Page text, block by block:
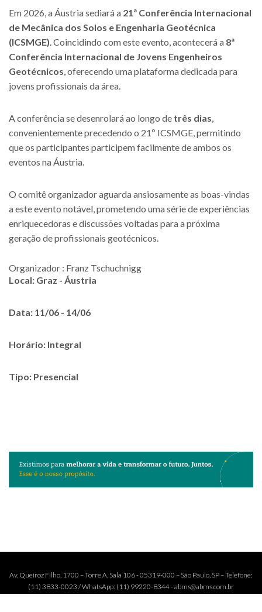
Em 2026, a Áustria sediará a 21ª Conferência Internacional
de Mecânica dos Solos e Engenharia Geotécnica
(ICSMGE) . Coincidindo com este evento, acontecerá a 8ª
Conferência Internacional de Jovens Engenheiros
Geotécnicos , oferecendo uma plataforma dedicada para
jovens profissionais da área.
A conferência se desenrolará ao longo de três dias
convenientemente precedendo o 21º ICSMGE, permitindo
que os participantes participem facilmente de ambos os
eventos na Áustria.
O comitê organizador aguarda ansiosamente as boas-vindas
a este evento notável, prometendo uma série de experiências
enriquecedoras e discussões voltadas para a próxima
geração de profissionais geotécnicos.
Organizador : Franz Tschuchnigg
Local: Graz - Áustria
Data: 11/06 - 14/06
Horário: Integral
Tipo: Presencial
Av. Queiroz Filho, 1700 – Torre A, Sala 106 - 05319-000 – São Paulo, SP – Telefone:
(11) 3833-0023 / WhatsApp: (11) 99220-8344 - abms@abms.com.br